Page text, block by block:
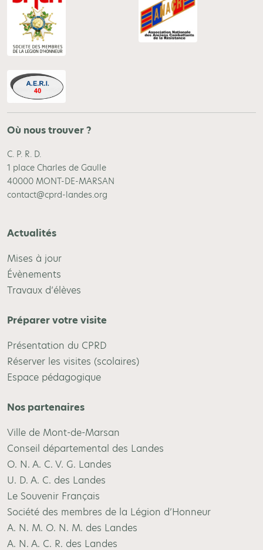
Où nous trouver ?
C. P. R. D.
1 place Charles de Gaulle
40000 MONT-DE-MARSAN
contact@cprd-landes.org
Actualités
Mises à jour
Évènements
Travaux d’élèves
Préparer votre visite
Présentation du CPRD
Réserver les visites (scolaires)
Espace pédagogique
Nos partenaires
Ville de Mont-de-Marsan
Conseil départemental des Landes
O. N. A. C. V. G. Landes
U. D. A. C. des Landes
Le Souvenir Français
Société des membres de la Légion d’Honneur
A. N. M. O. N. M. des Landes
A. N. A. C. R. des Landes